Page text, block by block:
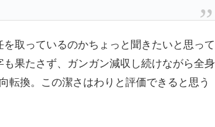
取っているのかちょっと聞きたいと思って
果たさず、ガンガン減収し続けながら全身
転換。この潔さはわりと評価できると思う